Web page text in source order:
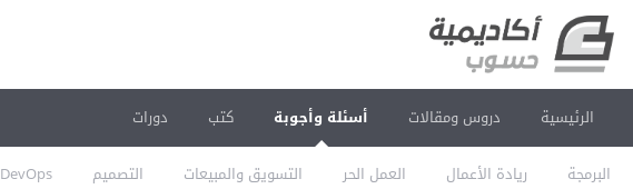
الرئيسية دروس ومقالات أسئلة وأجوبة
البرمجة ريادة الأعمال العمل الحر التسويق والمبيعات التصميم DevOps
كتب دورات